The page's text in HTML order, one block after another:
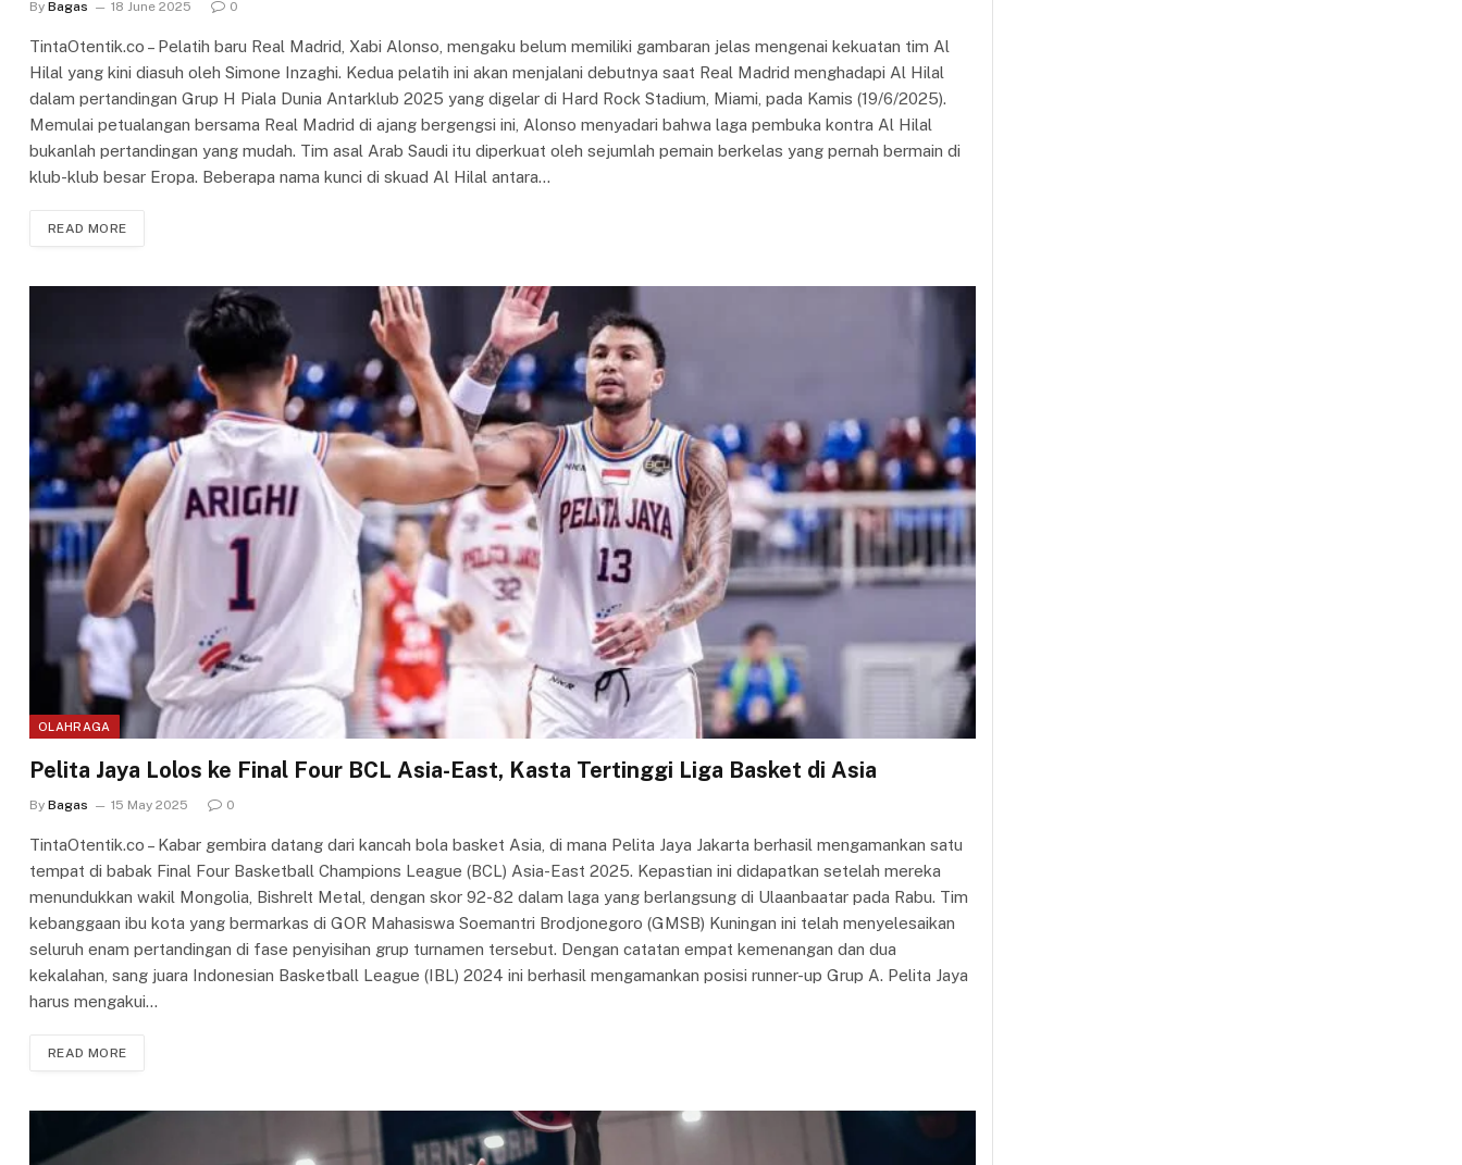
By Bagas 18 June 2025 0
TintaOtentik.co – Pelatih baru Real Madrid, Xabi Alonso, mengaku belum memiliki gambaran jelas mengenai kekuatan tim Al
Hilal yang kini diasuh oleh Simone Inzaghi. Kedua pelatih ini akan menjalani debutnya saat Real Madrid menghadapi Al Hilal
dalam pertandingan Grup H Piala Dunia Antarklub 2025 yang digelar di Hard Rock Stadium, Miami, pada Kamis (19/6/2025).
Memulai petualangan bersama Real Madrid di ajang bergengsi ini, Alonso menyadari bahwa laga pembuka kontra Al Hilal
bukanlah pertandingan yang mudah. Tim asal Arab Saudi itu diperkuat oleh sejumlah pemain berkelas yang pernah bermain di
klub-klub besar Eropa. Beberapa nama kunci di skuad Al Hilal antara…
READ MORE
OLAHRAGA
Pelita Jaya Lolos ke Final Four BCL Asia-East, Kasta Tertinggi Liga Basket di Asia
By Bagas 15 May 2025 0
TintaOtentik.co – Kabar gembira datang dari kancah bola basket Asia, di mana Pelita Jaya Jakarta berhasil mengamankan satu
tempat di babak Final Four Basketball Champions League (BCL) Asia-East 2025. Kepastian ini didapatkan setelah mereka
menundukkan wakil Mongolia, Bishrelt Metal, dengan skor 92-82 dalam laga yang berlangsung di Ulaanbaatar pada Rabu. Tim
kebanggaan ibu kota yang bermarkas di GOR Mahasiswa Soemantri Brodjonegoro (GMSB) Kuningan ini telah menyelesaikan
seluruh enam pertandingan di fase penyisihan grup turnamen tersebut. Dengan catatan empat kemenangan dan dua
kekalahan, sang juara Indonesian Basketball League (IBL) 2024 ini berhasil mengamankan posisi runner-up Grup A. Pelita Jaya
harus mengakui…
READ MORE